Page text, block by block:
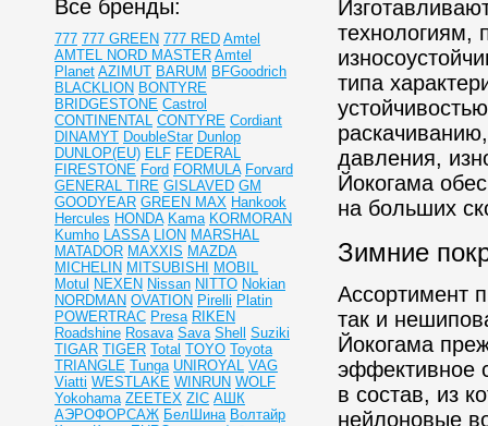
технологиям,
типа
давления,
Йокогама
на больших
Зимние
Ассортимент
так и
Йокогама
эффективное
в состав, из
нейлоновые
Все бренды:
777 777 GREEN 777 RED Amtel
AMTEL NORD MASTER Amtel
Planet AZIMUT BARUM BFGoodrich
BLACKLION BONTYRE
BRIDGESTONE Castrol
CONTINENTAL CONTYRE Cordiant
DINAMYT DoubleStar Dunlop
DUNLOP(EU) ELF FEDERAL
FIRESTONE Ford FORMULA Forvard
GENERAL TIRE GISLAVED GM
GOODYEAR GREEN MAX Hankook
Hercules HONDA Kama KORMORAN
Kumho LASSA LION MARSHAL
MATADOR MAXXIS MAZDA
MICHELIN MITSUBISHI MOBIL
Motul NEXEN Nissan NITTO Nokian
NORDMAN OVATION Pirelli Platin
POWERTRAC Presa RIKEN
Roadshine Rosava Sava Shell Suziki
TIGAR TIGER Total TOYO Toyota
TRIANGLE Tunga UNIROYAL VAG
Viatti WESTLAKE WINRUN WOLF
Yokohama ZEETEX ZIC АШК
АЭРОФОРСАЖ БелШина Волтайр